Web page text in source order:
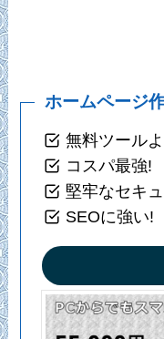
ホームページ
無料ツール
コスパ最強!
堅牢なセキ
SEOに強い!